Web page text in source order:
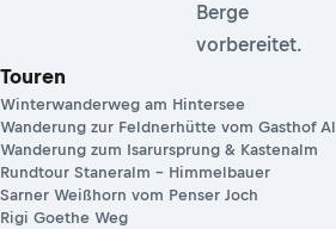
Berge
vorbereitet.
Touren
Winterwanderweg am Hintersee
Wanderung zur Feldnerhütte vom Gasthof
Wanderung zum Isarursprung & Kastenalm
Rundtour Staneralm – Himmelbauer
Sarner Weißhorn vom Penser Joch
Rigi Goethe Weg